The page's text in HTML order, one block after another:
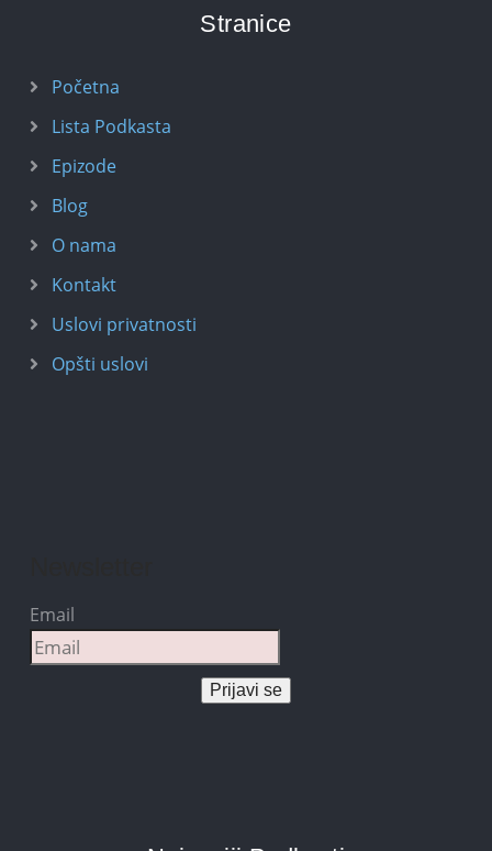
Stranice
Početna
Lista Podkasta
Epizode
Blog
O nama
Kontakt
Uslovi privatnosti
Opšti uslovi
Email
Prijavi se